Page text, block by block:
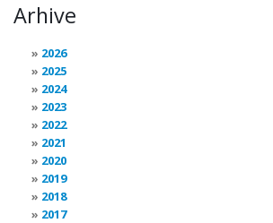
Arhive
2026
2025
2024
2023
2022
2021
2020
2019
2018
2017